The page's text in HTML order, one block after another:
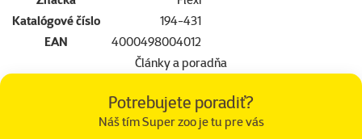
Katalógové číslo
194-431
EAN
4000498004012
Články a poradňa
Potrebujete poradiť?
Náš tím Super zoo je tu pre vás